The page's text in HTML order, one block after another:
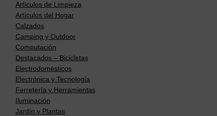
Artículos de Limpieza
Artículos del Hogar
Calzados
Camping y Outdoor
Computación
Destacados – Bicicletas
Electrodomésticos
Electrónica y Tecnología
Ferretería y Herramientas
Iluminación
Jardín y Plantas